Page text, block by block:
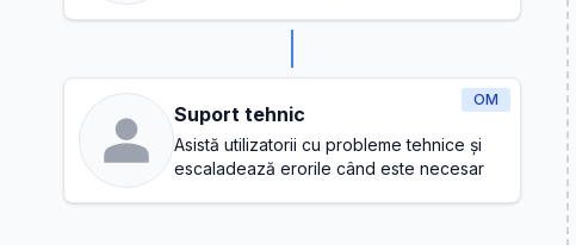
OM
Suport tehnic
Asistă utilizatorii cu probleme tehnice și
escaladează erorile când este necesar